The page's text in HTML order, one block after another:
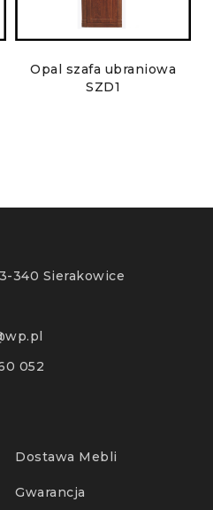
Opal szafa ubraniowa
SZD1
340 Sierakowice
052
Dostawa Mebli
Gwarancja